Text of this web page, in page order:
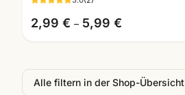
2,99 € – 5,99 €
Alle filtern in der Shop-Übersicht